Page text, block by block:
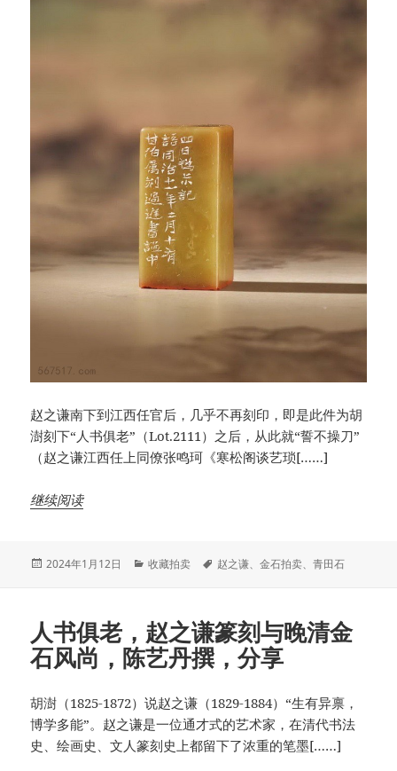
赵之谦南下到江西任官后，几乎不再刻印，即是此件为胡
澍刻下“人书俱老”（Lot.2111）之后，从此就“誓不操刀”
（赵之谦江西任上同僚张鸣珂《寒松阁谈艺琐[……]
继续阅读
发
2024年1月12日
分
收藏拍卖
标
赵之谦、金石拍卖、青田石
人书俱老，赵之谦篆刻与晚清金
石风尚，陈艺丹撰，分享
胡澍（1825-1872）说赵之谦（1829-1884）“生有异禀，
博学多能”。赵之谦是一位通才式的艺术家，在清代书法
史、绘画史、文人篆刻史上都留下了浓重的笔墨[……]